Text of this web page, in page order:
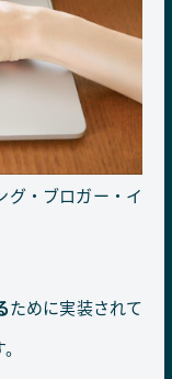
グ・ブロガー・イ
ために実装されて